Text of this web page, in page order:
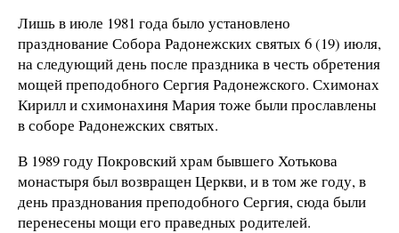
Лишь в июле 1981 года было установлено
празднование Собора Радонежских святых 6 (19) июля,
на следующий день после праздника в честь обретения
мощей преподобного Сергия Радонежского. Схимонах
Кирилл и схимонахиня Мария тоже были прославлены
в соборе Радонежских святых.
В 1989 году Покровский храм бывшего Хотькова
монастыря был возвращен Церкви, и в том же году, в
день празднования преподобного Сергия, сюда были
перенесены мощи его праведных родителей.